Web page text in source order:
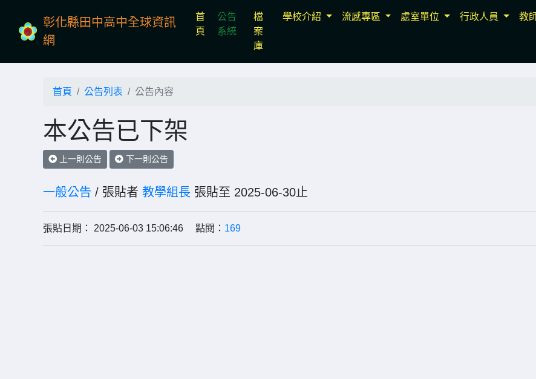
彰化縣田中高中全球資訊
網
首
頁 (current)
公告
系統
檔
案
庫
學校介紹 流感專區 處室單位 行政人員 教
首頁 公告列表 公告內容
本公告已下架
上一則公告 下一則公告
一般公告 / 張貼者 教學組長 張貼至 2025-06-30止
張貼日期： 2025-06-03 15:06:46 點閱： 169